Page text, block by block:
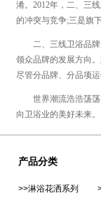
淆。2012年，二、三
的冲突与竞争;三是旗
二、三线卫浴品牌
领众品牌的发展方向
尽管分品牌、分品项
世界潮流浩浩荡荡
向卫浴业的美好未来。
产品分类
>>淋浴花洒系列